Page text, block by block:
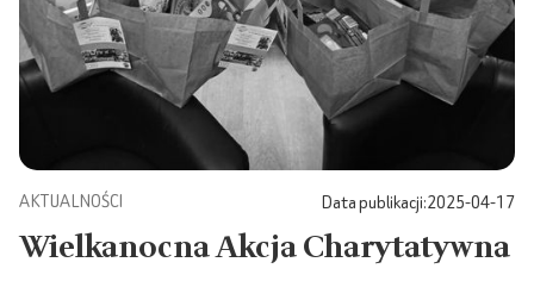
AKTUALNOŚCI Data publikacji:2025-04-17
Wielkanocna Akcja Charytatywna